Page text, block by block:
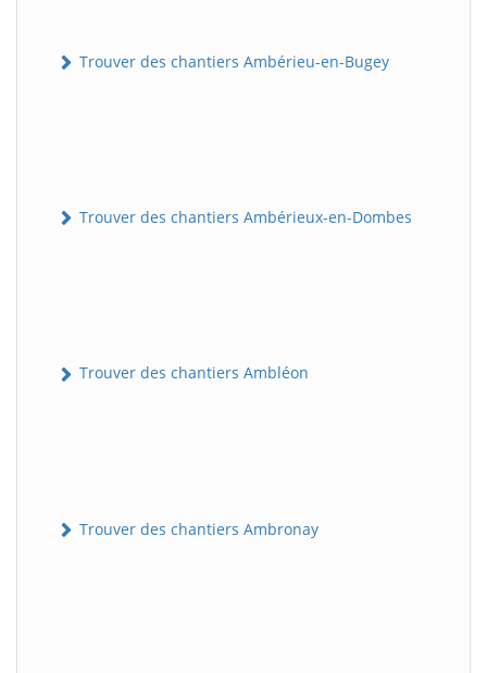
Trouver des chantiers Ambérieu-en-Bugey
Trouver des chantiers Ambérieux-en-Dombes
Trouver des chantiers Ambléon
Trouver des chantiers Ambronay